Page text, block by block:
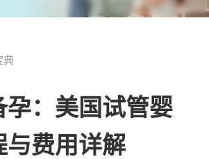
典
孕：美国试管婴
与费用详解